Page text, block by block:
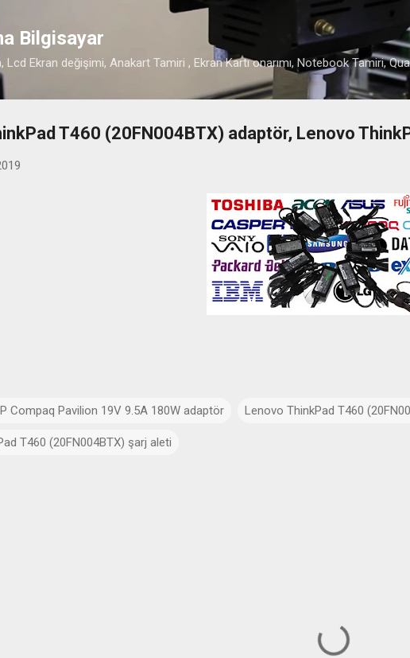
Ana içeriğe atla
Bilgisayar
Lcd Ekran değişimi, Anakart Tamiri , Ekran Kartı onarımı, Notebook Tamiri,
T460 (20FN004BTX) adaptör, Lenovo
Compaq Pavilion 19V 9.5A 180W adaptör Lenovo ThinkPad T460
T460 (20FN004BTX) şarj aleti